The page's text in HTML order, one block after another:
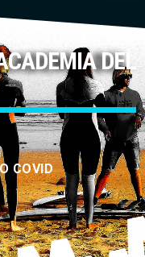
DEL
COVID